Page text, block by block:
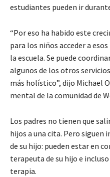
estudiantes pueden ir
“Por eso ha habido este
para los niños acceder a
la escuela. Se puede
algunos de los otros
más holístico”, dijo Michael
mental de la comunidad de
Los padres no tienen que
hijos a una cita. Pero
de su hijo: pueden estar en
terapeuta de su hijo e
terapia.